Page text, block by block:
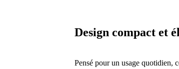
Design compact et
Pensé pour un usage quotidien,